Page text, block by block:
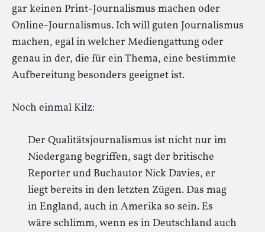
gar keinen Print-Journalismus machen oder
Online-Journalismus. Ich will guten Journalismus
machen, egal in welcher Mediengattung oder
genau in der, die für ein Thema, eine bestimmte
Aufbereitung besonders geeignet ist.
Noch einmal Kilz:
Der Qualitätsjournalismus ist nicht nur im
Niedergang begriffen, sagt der britische
Reporter und Buchautor Nick Davies, er
liegt bereits in den letzten Zügen. Das mag
in England, auch in Amerika so sein. Es
wäre schlimm, wenn es in Deutschland auch